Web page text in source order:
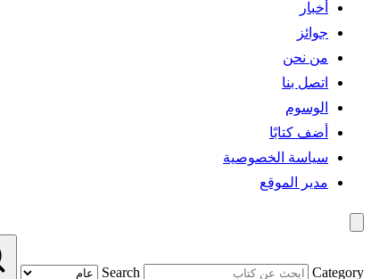
أخبار
جوائز
من نحن
اتصل بنا
الوسوم
أضف كتابًا
سياسة الخصوصية
مدير الموقع
Search Category